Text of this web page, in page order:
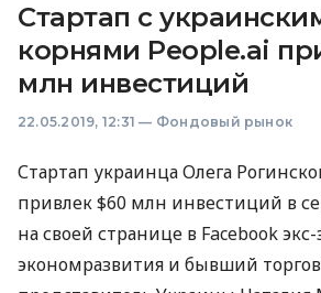
Стартап с
корнями People.ai
млн инвестиций
22.05.2019, 12:31 — Фондовый рынок
Стартап украинца Олега
привлек $60 млн инвестиций в
на своей странице в Facebook
экономразвития и бывший